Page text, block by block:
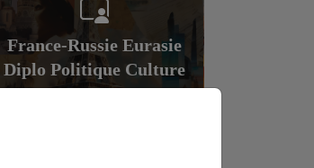
France-Russie Eurasie
Diplo Politique Culture